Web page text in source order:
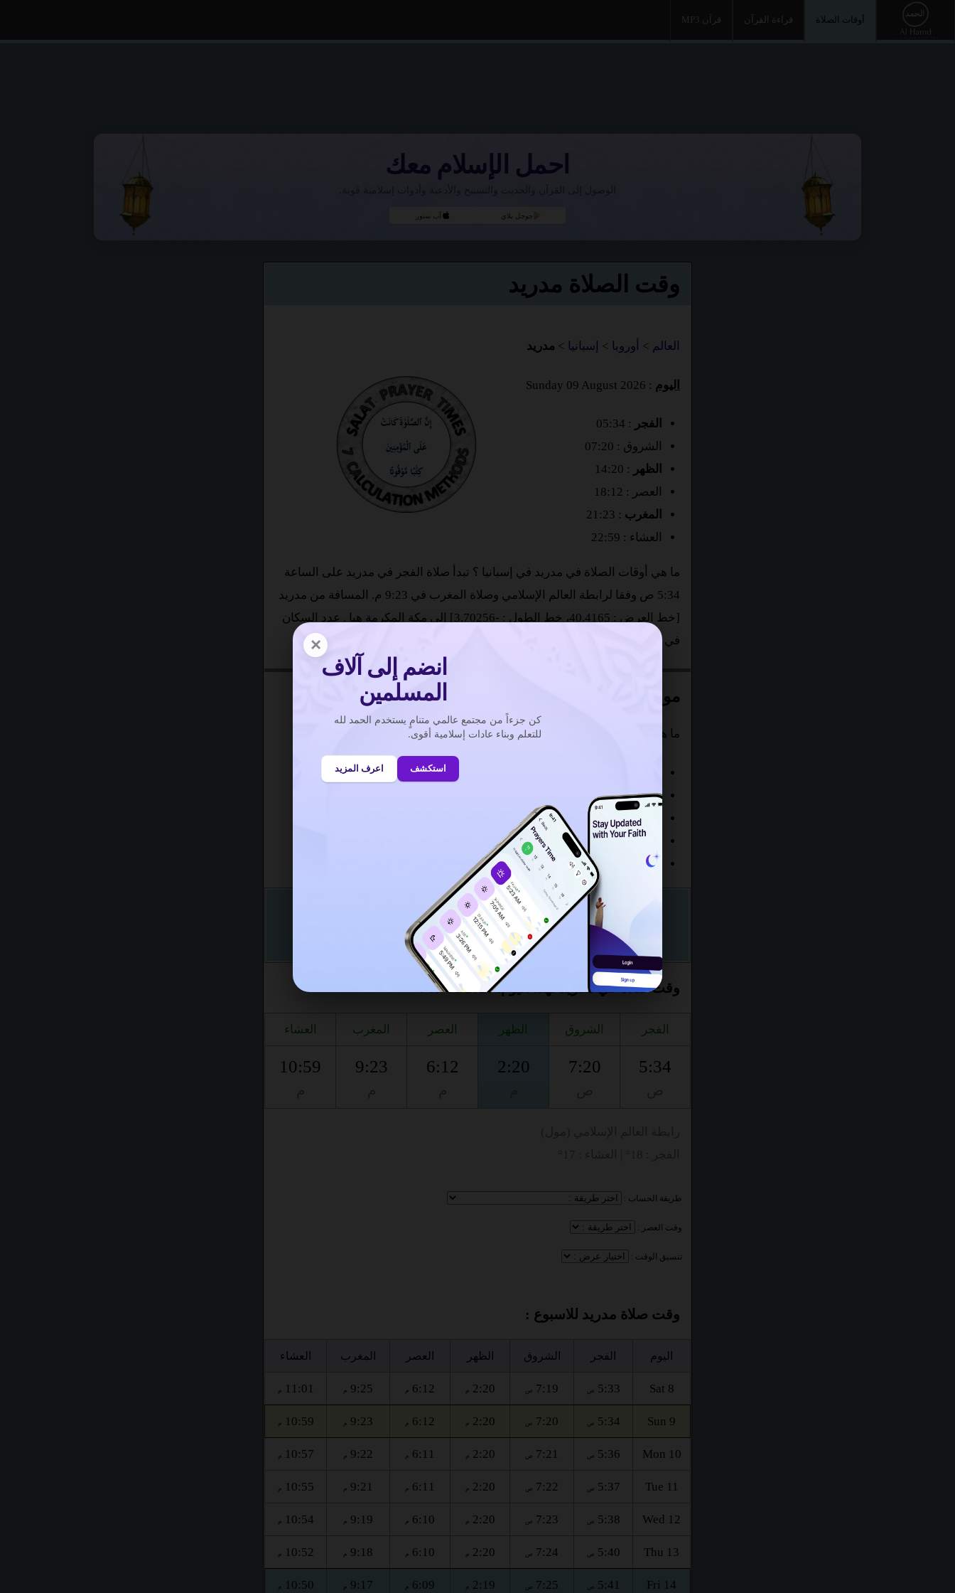
أوقات الصلاة قراءة القرآن قرآن MP3
احمل الإسلام معك
الوصول إلى القرآن والحديث والتسبيح والأدعية وأدوات إسلامية قوية.
جوجل بلاي آب ستور
×
انضم إلى آلاف
المسلمين
كن جزءاً من مجتمع عالمي متنامٍ يستخدم الحمد لله
للتعلم وبناء عادات إسلامية أقوى.
استكشف اعرف المزيد
وقت الصلاة مدريد
العالم > أوروبا > إسبانيا > مدريد
اليوم : Sunday 09 August 2026
الفجر : 05:34
الشروق : 07:20
الظهر : 14:20
العصر : 18:12
المغرب : 21:23
العشاء : 22:59
ما هي أوقات الصلاة في مدريد في إسبانيا ؟ تبدأ صلاة الفجر في مدريد على الساعة
5:34 ص وفقا لرابطة العالم الإسلامي وصلاة المغرب في 9:23 م. المسافة من مدريد
[خط العرض : 40.4165، خط الطول : -3.70256] إلى مكة المكرمة هيا
. عدد السكان
في مدريد هو 3,255,944.
مواقيت الصلاة مدريد
ما هو الوقت صلاة في مدريد ؟
هذا الاسبوع
أيام الجمعة
هذا الشهر (August)
وفقا للتقويم الهجري (صفر)
الصلاة القادمة هي :
الظهرحان الوقت في :05س22
وقت صلاة في مدريد لهذا اليوم، 09/08/2026 :
الفجر الشروق الظهر العصر المغرب العشاء
5:34
7:20
2:20
6:12
9:23
10:59
طريقة الحساب :
وقت العصر :
تنسيق الوقت :
وقت صلاة مدريد للاسبوع :
اليوم الفجر الشروق الظهر العصر المغرب العشاء
Sat 8
5:33 ص 7:19 ص 2:20 م 6:12 م 9:25 م 11:01 م
Sun 9
5:34 ص 7:20 ص 2:20 م 6:12 م 9:23 م 10:59 م
Mon 10
5:36 ص 7:21 ص 2:20 م 6:11 م 9:22 م 10:57 م
Tue 11
5:37 ص 7:22 ص 2:20 م 6:11 م 9:21 م 10:55 م
Wed 12
5:38 ص 7:23 ص 2:20 م 6:10 م 9:19 م 10:54 م
Thu 13
5:40 ص 7:24 ص 2:20 م 6:10 م 9:18 م 10:52 م
Fri 14
5:41 ص 7:25 ص 2:19 م 6:09 م 9:17 م 10:50 م